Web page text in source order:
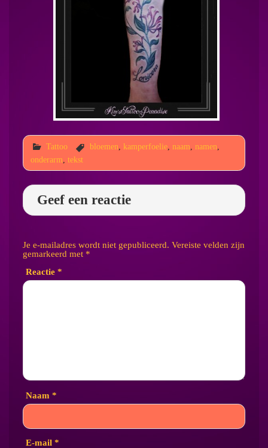
Tattoo bloemen kamperfoelie, naam namen
onderarm tekst
Geef een reactie
Je e-mailadres wordt niet gepubliceerd. Vereiste velden zijn
gemarkeerd met *
Reactie *
Naam *
E-mail *